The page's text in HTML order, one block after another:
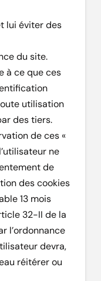
lui éviter des
du site.
à ce que ces
utilisation
des tiers.
de ces «
ne
de
des cookies
13 mois
32-II de la
l’ordonnance
devra,
réitérer ou